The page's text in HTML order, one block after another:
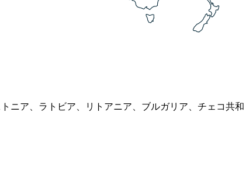
ニア、ラトビア、リトアニア、ブルガリア、チェコ共和